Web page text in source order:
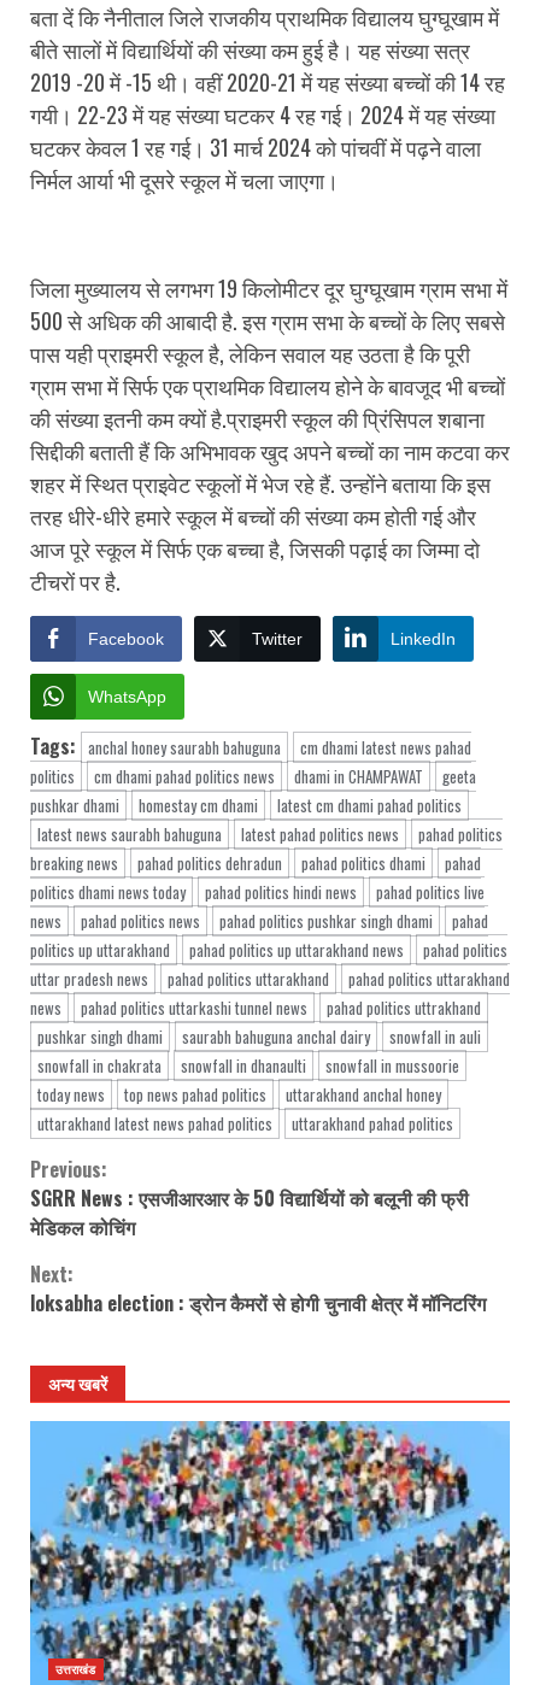
बता दें कि नैनीताल जिले राजकीय प्राथमिक विद्यालय घुग्घूखाम में
बीते सालों में विद्यार्थियों की संख्या कम हुई है। यह संख्या सत्र
2019 -20 में -15 थी। वहीं 2020-21 में यह संख्या बच्चों की 14 रह
गयी। 22-23 में यह संख्या घटकर 4 रह गई। 2024 में यह संख्या
घटकर केवल 1 रह गई। 31 मार्च 2024 को पांचवीं में पढ़ने वाला
निर्मल आर्या भी दूसरे स्कूल में चला जाएगा।
जिला मुख्यालय से लगभग 19 किलोमीटर दूर घुग्घूखाम ग्राम सभा में
500 से अधिक की आबादी है. इस ग्राम सभा के बच्चों के लिए सबसे
पास यही प्राइमरी स्कूल है, लेकिन सवाल यह उठता है कि पूरी
ग्राम सभा में सिर्फ एक प्राथमिक विद्यालय होने के बावजूद भी बच्चों
की संख्या इतनी कम क्यों है.प्राइमरी स्कूल की प्रिंसिपल शबाना
सिद्दीकी बताती हैं कि अभिभावक खुद अपने बच्चों का नाम कटवा कर
शहर में स्थित प्राइवेट स्कूलों में भेज रहे हैं. उन्होंने बताया कि इस
तरह धीरे-धीरे हमारे स्कूल में बच्चों की संख्या कम होती गई और
आज पूरे स्कूल में सिर्फ एक बच्चा है, जिसकी पढ़ाई का जिम्मा दो
टीचरों पर है.
Facebook Twitter LinkedIn
WhatsApp
Tags: anchal honey saurabh bahuguna
cm dhami latest news pahad
politics
cm dhami pahad politics news dhami in CHAMPAWAT
geeta
pushkar dhami
homestay cm dhami
latest cm dhami pahad politics
latest news saurabh bahuguna
latest pahad politics news
pahad politics
breaking news
pahad politics dehradun pahad politics dhami
pahad
politics dhami news today
pahad politics hindi news
pahad politics live
news
pahad politics news pahad politics pushkar singh dhami
pahad
politics up uttarakhand
pahad politics up uttarakhand news
pahad politics
uttar pradesh news
pahad politics uttarakhand
pahad politics uttarakhand
news
pahad politics uttarkashi tunnel news
pahad politics uttrakhand
pushkar singh dhami
saurabh bahuguna anchal dairy
snowfall in auli
snowfall in chakrata
snowfall in dhanaulti
snowfall in mussoorie
today news
top news pahad politics
uttarakhand anchal honey
uttarakhand latest news pahad politics
uttarakhand pahad politics
Continue
Reading
Previous:
SGRR News : एसजीआरआर के 50 विद्यार्थियों को बलूनी की फ्री
मेडिकल कोचिंग
Next:
loksabha election : ड्रोन कैमरों से होगी चुनावी क्षेत्र में मॉनिटरिंग
अन्य खबरें
उत्तराखंड